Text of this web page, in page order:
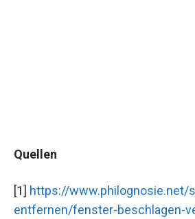
Quellen
[1] https://www.philognosie.net/
entfernen/fenster-beschlagen-